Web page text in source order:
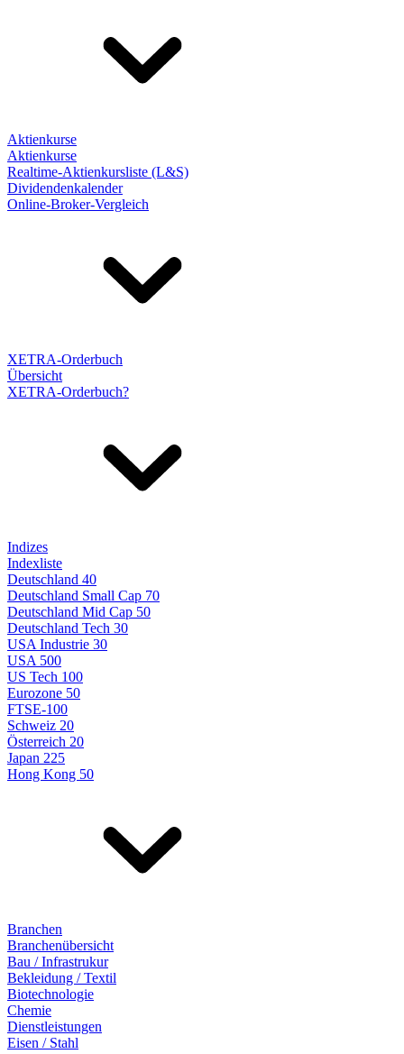
Aktienkurse
Aktienkurse
Realtime-Aktienkursliste (L&S)
Dividendenkalender
Online-Broker-Vergleich
XETRA-Orderbuch
Übersicht
XETRA-Orderbuch?
Indizes
Indexliste
Deutschland 40
Deutschland Small Cap 70
Deutschland Mid Cap 50
Deutschland Tech 30
USA Industrie 30
USA 500
US Tech 100
Eurozone 50
FTSE-100
Schweiz 20
Österreich 20
Japan 225
Hong Kong 50
Branchen
Branchenübersicht
Bau / Infrastrukur
Bekleidung / Textil
Biotechnologie
Chemie
Dienstleistungen
Eisen / Stahl